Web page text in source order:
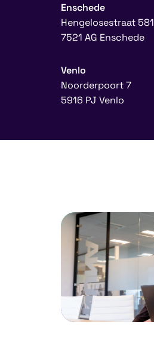
Enschede
Hengelosestraat 581
7521 AG Enschede
Venlo
Noorderpoort 7
5916 PJ Venlo